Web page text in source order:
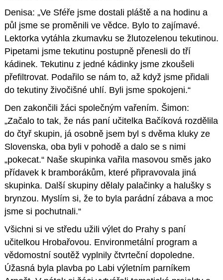
Denisa: „Ve Sféře jsme dostali pláště a na hodinu a
půl jsme se proměnili ve vědce. Bylo to zajímavé.
Lektorka vytáhla zkumavku se žlutozelenou tekutinou.
Pipetami jsme tekutinu postupně přenesli do tří
kádinek. Tekutinu z jedné kádinky jsme zkoušeli
přefiltrovat. Podařilo se nám to, až když jsme přidali
do tekutiny živočišné uhlí. Byli jsme spokojeni.“
Den zakončili žáci společným vařením. Šimon:
„Začalo to tak, že nás paní učitelka Bačíková rozdělila
do čtyř skupin, já osobně jsem byl s dvěma kluky ze
Slovenska, oba byli v pohodě a dalo se s nimi
„pokecat.“ Naše skupinka vařila masovou směs jako
přídavek k bramborákům, které připravovala jiná
skupinka. Další skupiny dělaly palačinky a halušky s
brynzou. Myslím si, že to byla parádní zábava a moc
jsme si pochutnali.“
Všichni si ve středu užili výlet do Prahy s paní
učitelkou Hrobařovou. Environmetální program a
vědomostní soutěž vyplnily čtvrteční dopoledne.
Úžasná byla plavba po Labi výletním parníkem